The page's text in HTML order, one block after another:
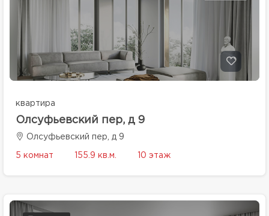
квартира
Олсуфьевский пер, д 9
Олсуфьевский пер, д 9
5 комнат 155.9 кв.м. 10 этаж